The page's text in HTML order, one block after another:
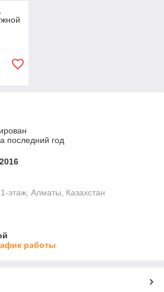
последний год
этаж, Алматы, Казахстан
работы